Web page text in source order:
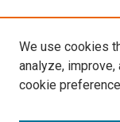
We use cookies
analyze, improve,
cookie